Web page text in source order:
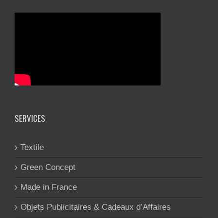
SERVICES
Textile
Green Concept
Made in France
Objets Publicitaires & Cadeaux d’Affaires